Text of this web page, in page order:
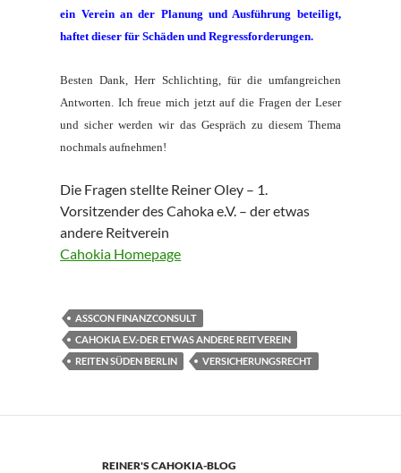
ein Verein an der Planung und Ausführung beteiligt,
haftet dieser für Schäden und Regressforderungen.
Besten Dank, Herr Schlichting, für die umfangreichen
Antworten. Ich freue mich jetzt auf die Fragen der Leser
und sicher werden wir das Gespräch zu diesem Thema
nochmals aufnehmen!
Die Fragen stellte Reiner Oley – 1.
Vorsitzender des Cahoka e.V. – der etwas
andere Reitverein
Cahokia Homepage
ASSCON FINANZCONSULT
CAHOKIA E.V.-DER ETWAS ANDERE REITVEREIN
REITEN SÜDEN BERLIN
VERSICHERUNGSRECHT
REINER'S CAHOKIA-BLOG